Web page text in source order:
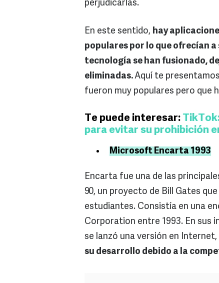
perjudicarlas.
En este sentido, hay
populares por lo que ofrecían a
tecnología se han fusionado,
eliminadas.Aquí te
fueron muy populares pero que
Te puede interesar:
para evitar su prohibición
Microsoft Encarta 1993
Encarta fue una de las
90, un proyecto de Bill Gates
estudiantes. Consistía en una
Corporation entre 1993. En sus
se lanzó una versión en Internet,
su desarrollo debido a la